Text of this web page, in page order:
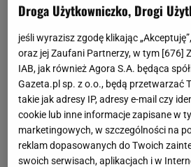
Droga Użytkowniczko, Drogi
jeśli wyrazisz zgodę klikając
oraz jej Zaufani Partnerzy, w tym [676]
IAB, jak również Agora S.A. będąca
Gazeta.pl sp. z o.o., będą przetwarzać
takie jak adresy IP, adresy e-mail czy
cookie lub inne informacje zapisane w
marketingowych, w szczególności na
reklam dopasowanych do Twoich
swoich serwisach, aplikacjach i w